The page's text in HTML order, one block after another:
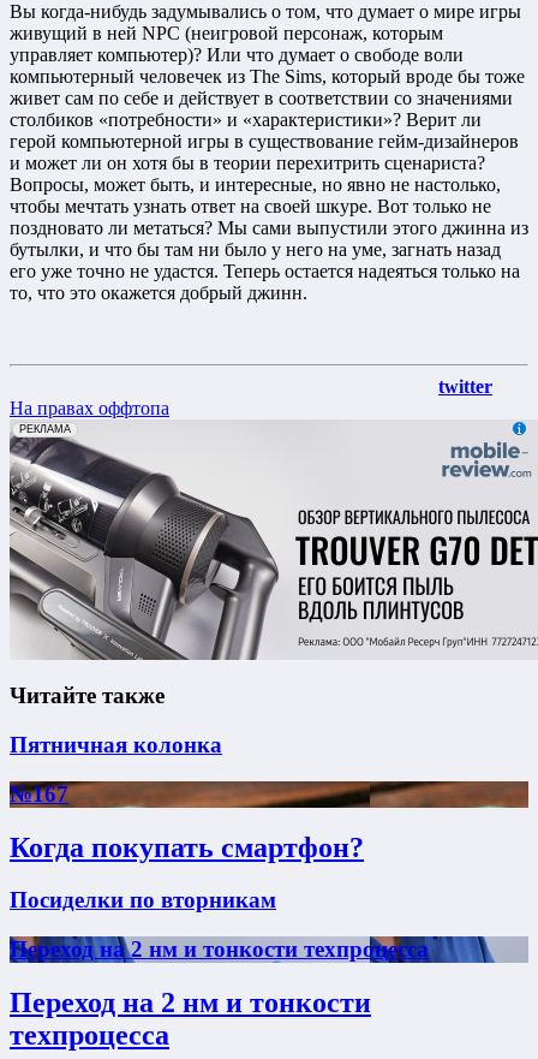
Вы когда-нибудь задумывались о том, что думает о мире игры
живущий в ней NPC (неигровой персонаж, которым
управляет компьютер)? Или что думает о свободе воли
компьютерный человечек из The Sims, который вроде бы тоже
живет сам по себе и действует в соответствии со значениями
столбиков «потребности» и «характеристики»? Верит ли
герой компьютерной игры в существование гейм-дизайнеров
и может ли он хотя бы в теории перехитрить сценариста?
Вопросы, может быть, и интересные, но явно не настолько,
чтобы мечтать узнать ответ на своей шкуре. Вот только не
поздновато ли метаться? Мы сами выпустили этого джинна из
бутылки, и что бы там ни было у него на уме, загнать назад
его уже точно не удастся. Теперь остается надеяться только на
то, что это окажется добрый джинн.
twitter
На правах оффтопа
erid: 2VfnxxmNzs5
РЕКЛАМА
Читайте также
Пятничная колонка
№167
Когда покупать смартфон?
Посиделки по вторникам
Переход на 2 нм и тонкости техпроцесса
Переход на 2 нм и тонкости
техпроцесса